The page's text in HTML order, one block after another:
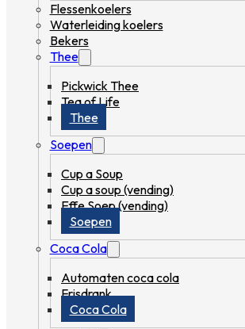
Flessenkoelers
Waterleiding koelers
Bekers
Thee
Pickwick Thee
Tea of Life
Thee
Soepen
Cup a Soup
Cup a soup (vending)
Effe Soep (vending)
Soepen
Coca Cola
Automaten coca cola
Frisdrank
Coca Cola